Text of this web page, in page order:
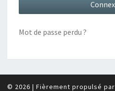
Mot de passe perdu ?
© 2026 | Fièrement propulsé par